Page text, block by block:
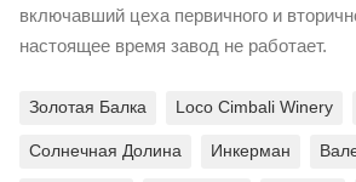
включавший цеха первичного и
настоящее время завод не работает.
Золотая Балка Loco Cimbali Winery
Солнечная Долина Инкерман